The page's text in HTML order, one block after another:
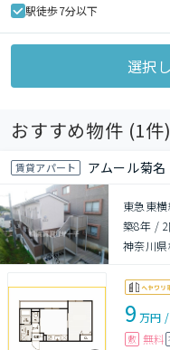
駅徒歩7分以下
選択
おすすめ物件 (1件)
賃貸アパート アムール菊名
東急東
築8年 /
神奈川
9 万円
敷 無料